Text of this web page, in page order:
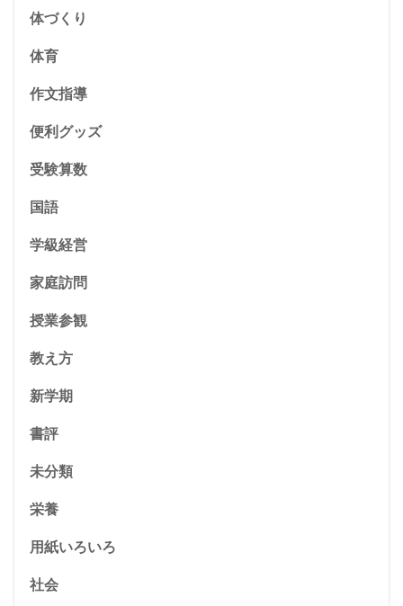
体づくり
体育
作文指導
便利グッズ
受験算数
国語
学級経営
家庭訪問
授業参観
教え方
新学期
書評
未分類
栄養
用紙いろいろ
社会